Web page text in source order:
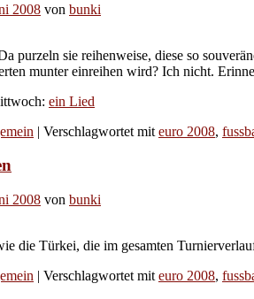
2008 von bunki
purzeln sie reihenweise, diese so
munter einreihen wird? Ich nicht.
ein Lied
| Verschlagwortet mit euro 2008,
2008 von bunki
die Türkei, die im gesamten
| Verschlagwortet mit euro 2008,